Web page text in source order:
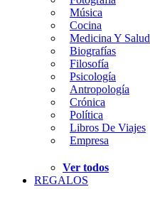
Música
Cocina
Medicina Y Salud
Biografías
Filosofía
Psicología
Antropología
Crónica
Política
Libros De Viajes
Empresa
Ver todos
REGALOS